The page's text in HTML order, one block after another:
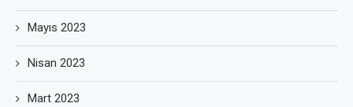
Mayıs 2023
Nisan 2023
Mart 2023